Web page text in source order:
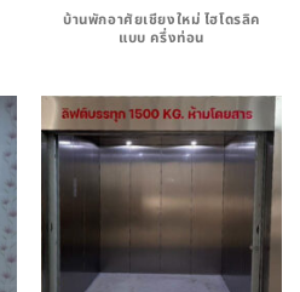
บ้านพักอาศัยเชียงใหม่ ไฮโดรลิค
แบบ ครึ่งท่อน